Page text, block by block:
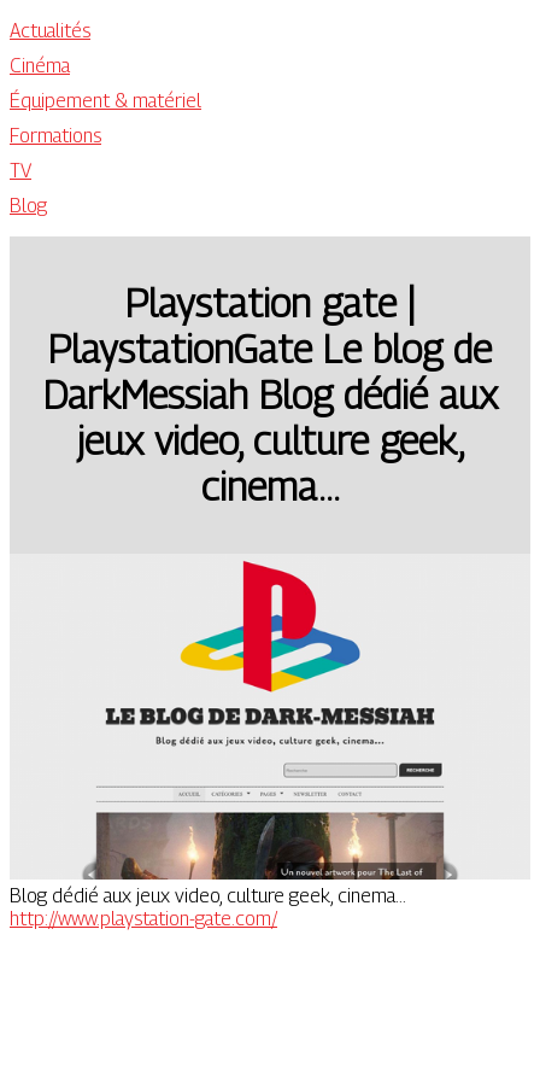
Actualités
Cinéma
Équipement & matériel
Formations
TV
Blog
Playstation gate |
PlaystationGate Le blog de
DarkMessiah Blog dédié aux
jeux video, culture geek,
cinema…
Blog dédié aux jeux video, culture geek, cinema...
http://www.playstation-gate.com/